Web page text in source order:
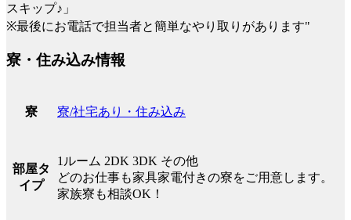
スキップ♪」
※最後にお電話で担当者と簡単なやり取りがあります"
寮・住み込み情報
寮 寮/社宅あり・住み込み
部屋タ
イプ
1ルーム 2DK 3DK その他
どのお仕事も家具家電付きの寮をご用意します。
家族寮も相談OK！